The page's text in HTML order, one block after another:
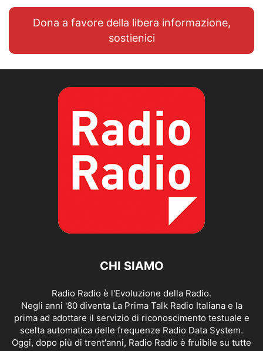
Dona a favore della libera informazione,
sostienici
CHI SIAMO
Radio Radio è l'Evoluzione della Radio.
Negli anni '80 diventa La Prima Talk Radio Italiana e la
prima ad adottare il servizio di riconoscimento testuale e
scelta automatica delle frequenze Radio Data System.
Oggi, dopo più di trent'anni, Radio Radio è fruibile su tutte